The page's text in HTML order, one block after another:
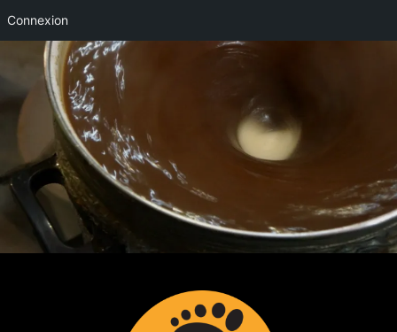
Connexion